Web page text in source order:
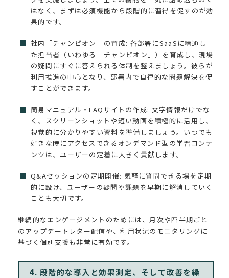
はなく、まずは必須機能から段階的に習得を促すのが効
果的です。
社内「チャンピオン」の育成: 各部署にSaaSに精通し
た担当者（いわゆる「チャンピオン」）を育成し、現場
の疑問にすぐに答えられる体制を整えましょう。彼らが
利用推進の中心となり、部署内で自律的な問題解決を促
すことができます。
簡易マニュアル・FAQサイトの作成: 文字情報だけでな
く、スクリーンショットや短い動画を積極的に活用し、
視覚的に分かりやすい資料を準備しましょう。いつでも
好きな時にアクセスできるオンデマンド型の学習コンテ
ンツは、ユーザーの定着に大きく貢献します。
Q&Aセッションの定期開催: 気軽に質問できる場を定期
的に設け、ユーザーの疑問や課題を早期に解消していく
ことも大切です。
継続的なエンゲージメントのためには、月次や四半期ごと
のアップデートレター配信や、利用状況のモニタリングに
基づく個別支援も非常に有効です。
4. 段階的な導入と効果測定、そして改善を繰